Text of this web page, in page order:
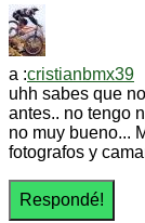
a :cristianbmx39
uhh sabes que
antes.. no tengo
no muy bueno...
fotografos y